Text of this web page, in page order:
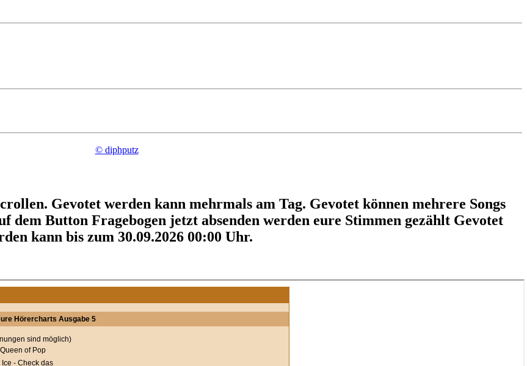
© diphputz
Gevotet werden kann mehrmals am Tag. Gevotet können mehrere Songs
dem Button Fragebogen jetzt absenden werden eure Stimmen gezählt Gevotet
kann bis zum 30.09.2026 00:00 Uhr.